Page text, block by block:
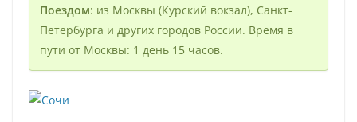
Поездом: из Москвы (Курский вокзал), Санкт-
Петербурга и других городов России. Время в
пути от Москвы: 1 день 15 часов.